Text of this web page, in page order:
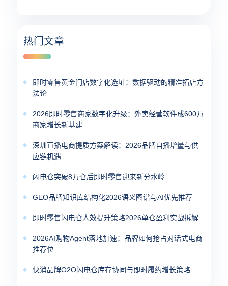
热门文章
即时零售黄金门店数字化选址：数据驱动的精准拓店方
法论
2026即时零售商家数字化升级：外卖经营软件成600万
商家增长新基建
深圳直播电商提质方案解读：2026品牌自播增量与供
应链机遇
闪电仓突破8万仓后即时零售迎来新分水岭
GEO品牌知识库结构化2026语义图谱与AI优先推荐
即时零售闪电仓人效提升策略2026单仓盈利实战拆解
2026AI购物Agent落地加速：品牌如何抢占对话式电商
推荐位
快消品牌O2O闪电仓库存协同与即时履约增长策略